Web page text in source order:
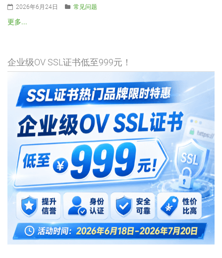
2026年6月24日 常见问题
更多...
企业级OV SSL证书低至999元！